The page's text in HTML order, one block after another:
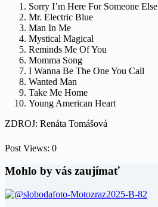
Sorry I’m Here For Someone Else
Mr. Electric Blue
Man In Me
Mystical Magical
Reminds Me Of You
Momma Song
I Wanna Be The One You Call
Wanted Man
Take Me Home
Young American Heart
ZDROJ: Renáta Tomášová
Post Views: 0
Mohlo by vás zaujímať